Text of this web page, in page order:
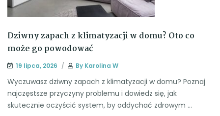
Dziwny zapach z klimatyzacji w domu? Oto co
może go powodować
19 lipca, 2026 By Karolina W
Wyczuwasz dziwny zapach z klimatyzacji w domu? Poznaj
najczęstsze przyczyny problemu i dowiedz się, jak
skutecznie oczyścić system, by oddychać zdrowym ...